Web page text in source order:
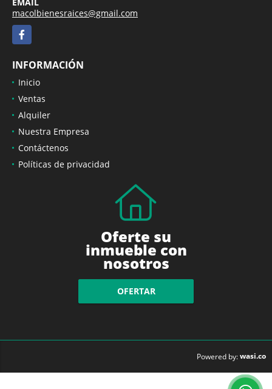
macolbienesraices@gmail.com
Facebook
INFORMACIÓN
Inicio
Ventas
Alquiler
Nuestra Empresa
Contáctenos
Políticas de privacidad
Oferte su
inmueble con
nosotros
OFERTAR
Powered by:wasi.co